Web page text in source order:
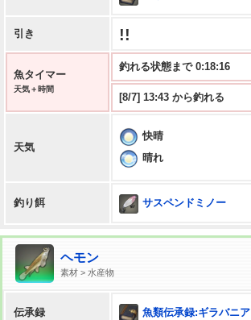
引き !!
魚タイマー
天気＋時間
釣れる状態まで 0:18:15
[8/7] 13:43 から釣れる
天気
快晴
晴れ
釣り餌 サスペンドミノー
ヘモン
素材 > 水産物
伝承録 魚類伝承録:ギラバニア